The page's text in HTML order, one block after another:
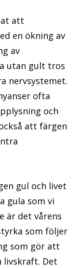
att
en ökning av
av
utan gult tros
nervsystemet.
ofta
och
att färgen
gul och livet
gula som vi
är det vårens
som följer
som gör att
livskraft. Det